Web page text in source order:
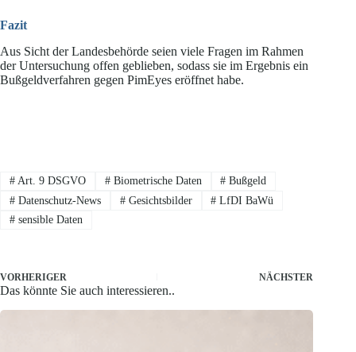
Fazit
Aus Sicht der Landesbehörde seien viele Fragen im Rahmen
der Untersuchung offen geblieben, sodass sie im Ergebnis ein
Bußgeldverfahren gegen PimEyes eröffnet habe.
#Art. 9 DSGVO #Biometrische Daten # Bußgeld
#Datenschutz-News #Gesichtsbilder # LfDI BaWü
#sensible Daten
VORHERIGER NÄCHSTER
Das könnte Sie auch interessieren..